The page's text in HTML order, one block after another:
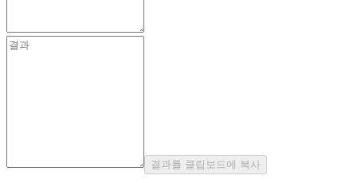
결과를 클립보드에 복사